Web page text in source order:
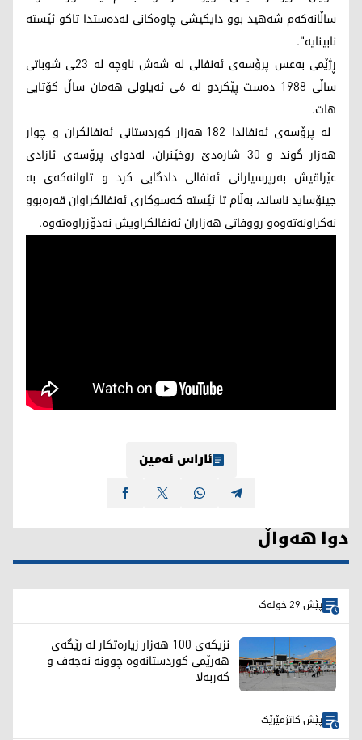
ساڵانەکەم شەهید بوو دایکیشی چاوەکانی لەدەستدا تاکو ئێستە
نابینایە".
ڕژێمی بەعس پرۆسەی ئەنفالی لە شەش ناوچە لە 23ـی شوباتی
ساڵی 1988 دەست پێکردو لە 6ـی ئەیلولی ھەمان ساڵ کۆتایی
ھات.
لە پرۆسەی ئەنفالدا 182 ھەزار کوردستانی ئەنفالکران و چوار
ھەزار گوند و 30 شارەدێ روخێنران، لەدوای پرۆسەی ئازادی
عێراقیش بەرپرسیارانی ئەنفالی دادگایی کرد و تاوانەکەی بە
جینۆساید ناساند، بەڵام تا ئێستە کەسوکاری ئەنفالکراوان قەرەبوو
نەکراونەتەوەو رووفاتی ھەزاران ئەنفالکراویش نەدۆزراوەتەوە.
ئاراس ئەمین
دوا هەواڵ
پێش 29 خولەک
نزیکەی 100 هەزار زیارەتکار لە رێگەی
هەرێمی کوردستانەوە چوونە نەجەف و
کەربەلا
پێش کاتژمێرێک